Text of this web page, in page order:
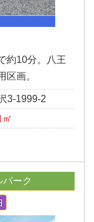
約10分。八王
区画。
3-1999-2
㎡
ーク